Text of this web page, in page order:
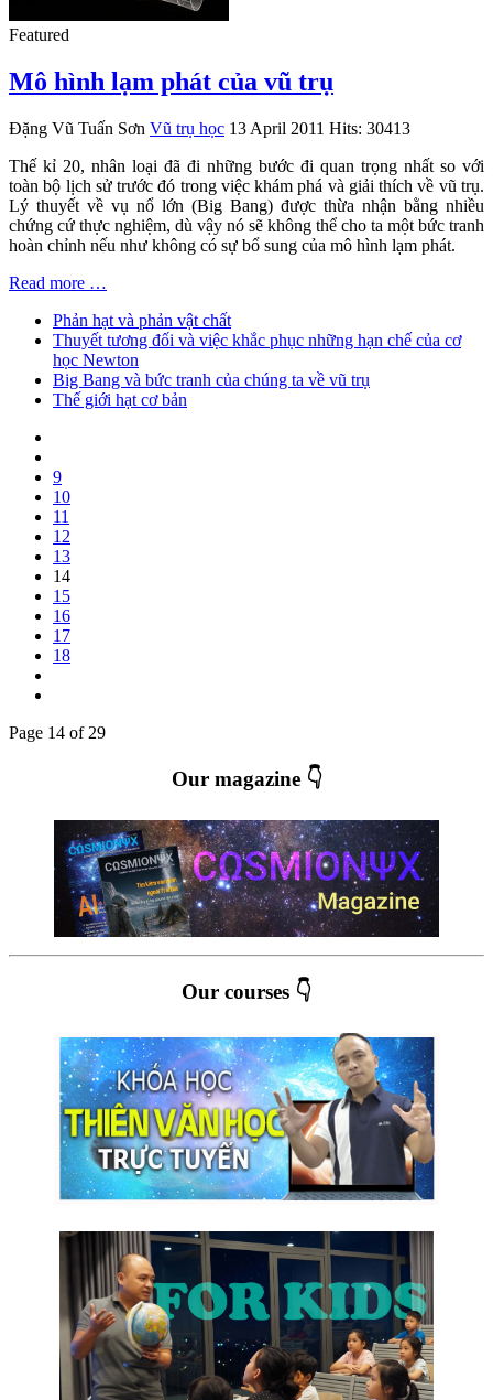
Featured
Mô hình lạm phát của vũ trụ
Đặng Vũ Tuấn Sơn Vũ trụ học 13 April 2011 Hits: 30413
Thế kỉ 20, nhân loại đã đi những bước đi quan trọng nhất so với
toàn bộ lịch sử trước đó trong việc khám phá và giải thích về vũ trụ.
Lý thuyết về vụ nổ lớn (Big Bang) được thừa nhận bằng nhiều
chứng cứ thực nghiệm, dù vậy nó sẽ không thể cho ta một bức tranh
hoàn chỉnh nếu như không có sự bổ sung của mô hình lạm phát.
Read more …
Phản hạt và phản vật chất
Thuyết tương đối và việc khắc phục những hạn chế của cơ
học Newton
Big Bang và bức tranh của chúng ta về vũ trụ
Thế giới hạt cơ bản
9
10
11
12
13
14
15
16
17
18
Page 14 of 29
Our magazine 👇
Our courses 👇